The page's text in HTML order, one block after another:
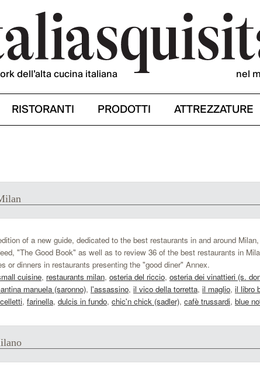
dell’alta cucina italiana nel
RISTORANTI PRODOTTI ATTREZZATURE
of a new guide, dedicated to the best restaurants in and around
"The Good Book" as well as to review 36 of the best restaurants in
or dinners in restaurants presenting the "good diner" Annex.
cuisine, restaurants milan, osteria del riccio, osteria dei vinattieri (s.
manuela (saronno), l'assassino, il vico della torretta, il maglio, il libro
, farinella, dulcis in fundo, chic'n chick (sadler), cafè trussardi, blue